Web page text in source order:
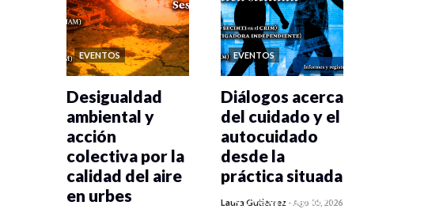
EVENTOS
Desigualdad
ambiental y
acción
colectiva por la
calidad del aire
en urbes
EVENTOS
0 veces compartido
Diálogos acerca
del cuidado y el
autocuidado
desde la
práctica situada
Laura Gutiérrez -Ago 05, 2026